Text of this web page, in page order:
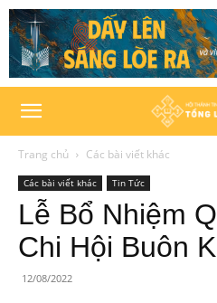
Trang chủ Các bài viết khác
Các bài viết khác Tin Tức
Lễ Bổ Nhiệm
Chi Hội Buôn
12/08/2022